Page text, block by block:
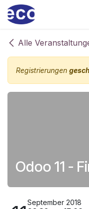
Zum Inhalt springen
Alle
Registrierungen
Odoo 11 -
September 2018